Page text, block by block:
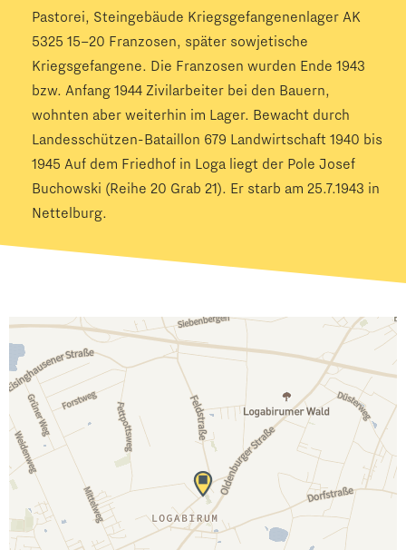
Pastorei, Steingebäude Kriegsgefangenenlager AK
5325 15–20 Franzosen, später sowjetische
Kriegsgefangene. Die Franzosen wurden Ende 1943
bzw. Anfang 1944 Zivilarbeiter bei den Bauern,
wohnten aber weiterhin im Lager. Bewacht durch
Landesschützen-Bataillon 679 Landwirtschaft 1940 bis
1945 Auf dem Friedhof in Loga liegt der Pole Josef
Buchowski (Reihe 20 Grab 21). Er starb am 25.7.1943 in
Nettelburg.